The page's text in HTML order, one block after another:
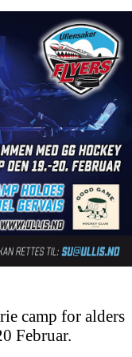
camp for alders
Februar.